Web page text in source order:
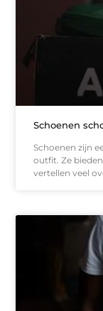
Schoenen
Schoenen zijn
outfit. Ze
vertellen veel